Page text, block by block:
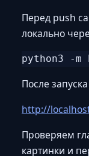
Перед push
локально
После
http://
Проверяем
картинки и